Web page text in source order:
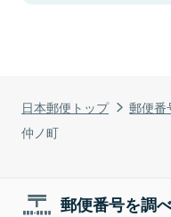
日本郵便トップ 郵便番
仲ノ町
郵便番号を調